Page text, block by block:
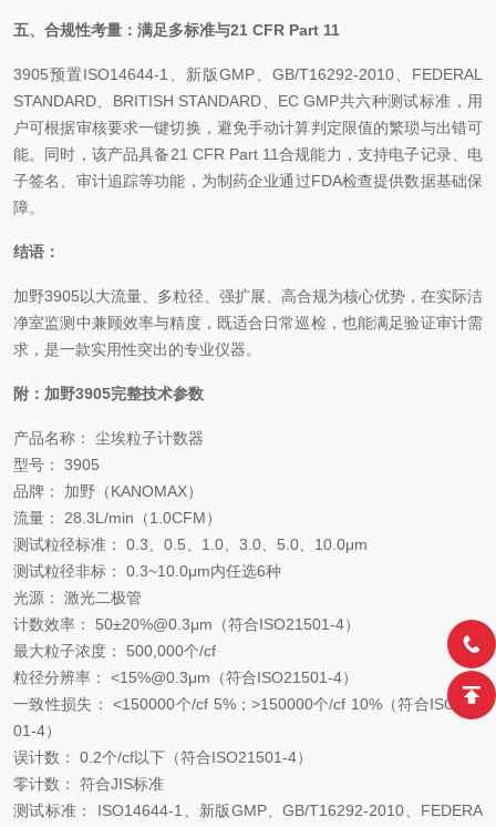
五、合规性考量：满足多标准与21 CFR Part 11
3905预置ISO14644-1、新版GMP、GB/T16292-2010、FEDERAL
STANDARD、BRITISH STANDARD、EC GMP共六种测试标准，用
户可根据审核要求一键切换，避免手动计算判定限值的繁琐与出错可
能。同时，该产品具备21 CFR Part 11合规能力，支持电子记录、电
子签名、审计追踪等功能，为制药企业通过FDA检查提供数据基础保
障。
结语：
加野3905以大流量、多粒径、强扩展、高合规为核心优势，在实际洁
净室监测中兼顾效率与精度，既适合日常巡检，也能满足验证审计需
求，是一款实用性突出的专业仪器。
附：加野3905完整技术参数
产品名称： 尘埃粒子计数器
型号： 3905
品牌： 加野（KANOMAX）
流量： 28.3L/min（1.0CFM）
测试粒径标准： 0.3、0.5、1.0、3.0、5.0、10.0μm
测试粒径非标： 0.3~10.0μm内任选6种
光源： 激光二极管
计数效率： 50±20%@0.3μm（符合ISO21501-4）
最大粒子浓度： 500,000个/cf
粒径分辨率： <15%@0.3μm（符合ISO21501-4）
一致性损失： <150000个/cf 5%；>150000个/cf 10%（符合ISO215
01-4）
误计数： 0.2个/cf以下（符合ISO21501-4）
零计数： 符合JIS标准
测试标准： ISO14644-1、新版GMP、GB/T16292-2010、FEDERA